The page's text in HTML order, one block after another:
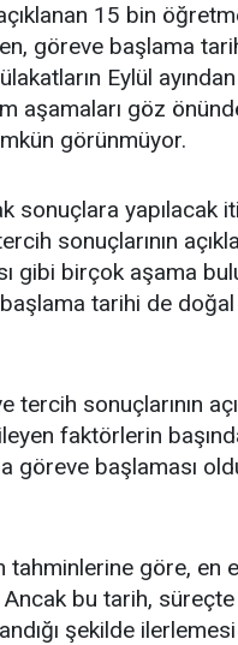
15 bin
göreve başlama
Eylül
aşamaları göz
görünmüyor.
sonuçlara yapılacak
sonuçlarının
gibi birçok aşama
başlama tarihi de
tercih sonuçlarının
faktörlerin
göreve başlaması
tahminlerine göre, en
bu tarih,
şekilde